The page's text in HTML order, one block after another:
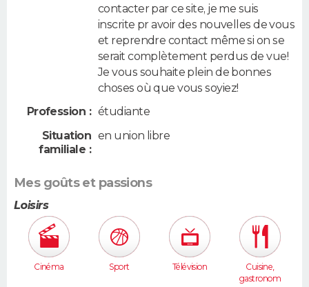
contacter par ce site, je me suis
inscrite pr avoir des nouvelles de vous
et reprendre contact même si on se
serait complètement perdus de vue!
Je vous souhaite plein de bonnes
choses où que vous soyiez!
Profession : étudiante
Situation
familiale :
en union libre
Mes goûts et passions
Loisirs
Cinéma Sport Télévision
Cuisine,
gastronom